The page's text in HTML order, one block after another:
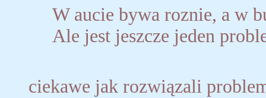
W aucie bywa roznie, a w
Ale jest jeszcze jeden
ciekawe jak rozwiązali